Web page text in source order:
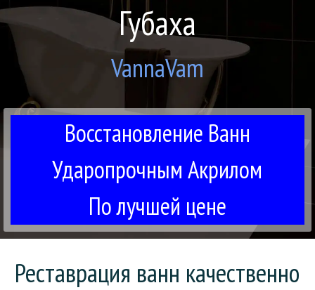
Губаха
VannaVam
Восстановление Ванн
Ударопрочным Акрилом
По лучшей цене
Реставрация ванн качественно